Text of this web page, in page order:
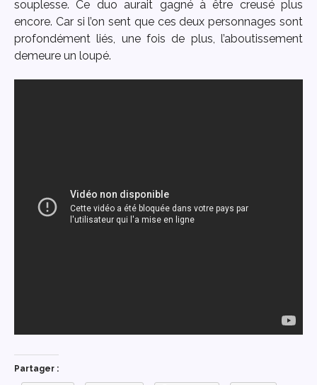
souplesse. Ce duo aurait gagné à être creusé plus
encore. Car si l’on sent que ces deux personnages sont
profondément liés, une fois de plus, l’aboutissement
demeure un loupé.
Partager :